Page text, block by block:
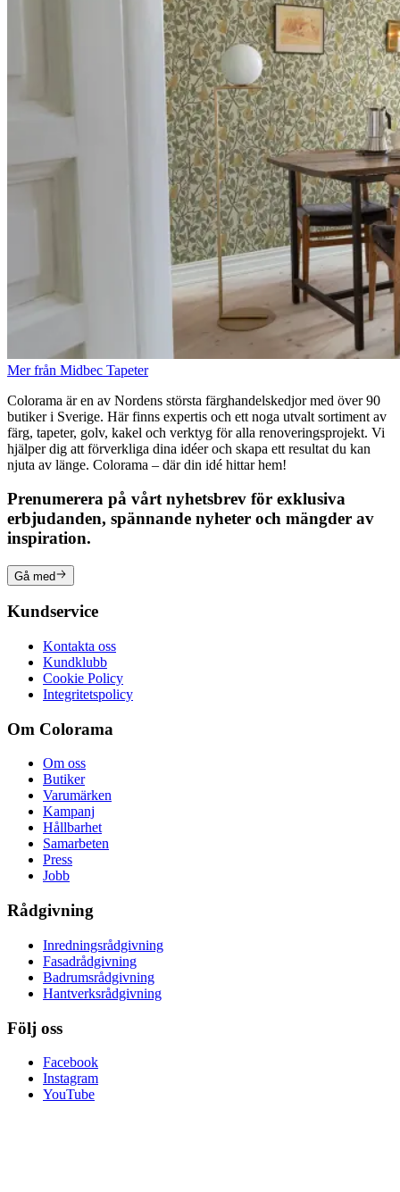
Mer från Midbec Tapeter
Colorama är en av Nordens största färghandelskedjor med över 90
butiker i Sverige. Här finns expertis och ett noga utvalt sortiment av
färg, tapeter, golv, kakel och verktyg för alla renoveringsprojekt. Vi
hjälper dig att förverkliga dina idéer och skapa ett resultat du kan
njuta av länge. Colorama – där din idé hittar hem!
Prenumerera på vårt nyhetsbrev för exklusiva
erbjudanden, spännande nyheter och mängder av
inspiration.
Gå med
Kundservice
Kontakta oss
Kundklubb
Cookie Policy
Integritetspolicy
Om Colorama
Om oss
Butiker
Varumärken
Kampanj
Hållbarhet
Samarbeten
Press
Jobb
Rådgivning
Inredningsrådgivning
Fasadrådgivning
Badrumsrådgivning
Hantverksrådgivning
Följ oss
Facebook
Instagram
YouTube